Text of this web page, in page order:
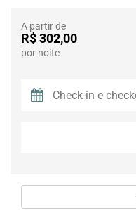
A partir de
R$ 302,00
por noite